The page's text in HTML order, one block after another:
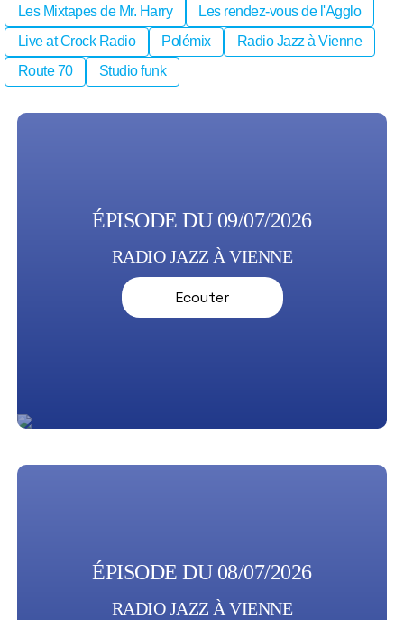
Les Mixtapes de Mr. Harry
Les rendez-vous de l'Agglo
Live at Crock Radio
Polémix
Radio Jazz à Vienne
Route 70
Studio funk
ÉPISODE DU 09/07/2026
RADIO JAZZ À VIENNE
Ecouter
ÉPISODE DU 08/07/2026
RADIO JAZZ À VIENNE